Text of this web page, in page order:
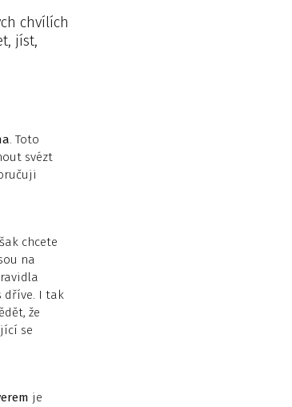
chvílích
jíst,
. Toto
svézt
chcete
na
dříve. I tak
že
se
je